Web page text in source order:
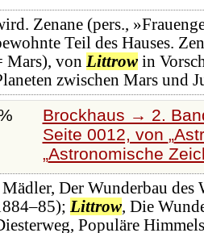
Zenane (pers.,
Teil des Hauses.
Mars), von Littrowin
zwischen Mars und
Brockhaus → 2.
Seite 0012, von
Astronomische
Mädler, Der Wunderbau
Littrow, Die
Populäre